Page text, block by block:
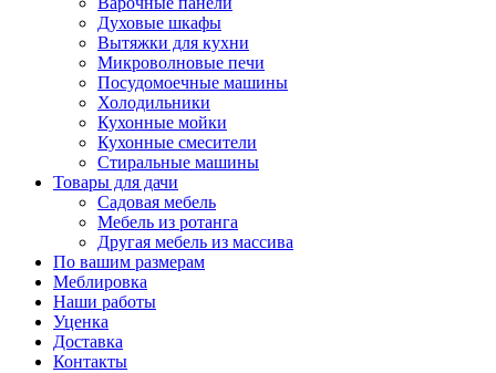
Духовые шкафы
Вытяжки для кухни
Микроволновые печи
Посудомоечные машины
Холодильники
Кухонные мойки
Кухонные смесители
Стиральные машины
Товары для дачи
Садовая мебель
Мебель из ротанга
Другая мебель из массива
По вашим размерам
Меблировка
Наши работы
Уценка
Доставка
Контакты